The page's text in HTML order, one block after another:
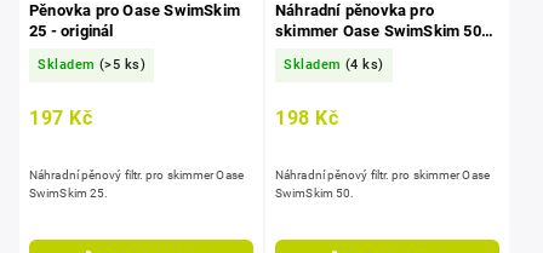
Pěnovka pro Oase SwimSkim
25 - originál
Skladem (>5 ks)
197 Kč
Náhradní pěnový filtr. pro skimmer Oase
SwimSkim 25.
Náhradní pěnovka pro
skimmer Oase SwimSkim 50
Skladem (4 ks)
198 Kč
Náhradní pěnový filtr. pro skimmer Oase
SwimSkim 50.